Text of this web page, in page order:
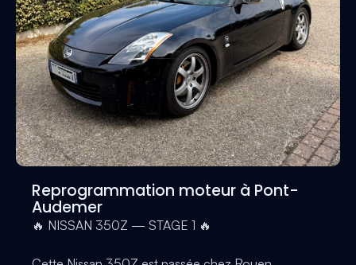
Reprogrammation moteur à Pont-
Audemer
🔥 NISSAN 350Z — STAGE 1 🔥